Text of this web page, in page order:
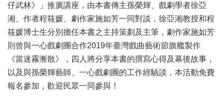
歷
文
化
節
慶
廉
仔武林》」推廣講座，由本書傳主孫榮輝、戲劇學者徐亞
湘、作者程筱媛、劇作家施如芳一同對談，徐亞湘教授和程
筱媛博士生分別擔任本書之主持策劃及主筆，劇作家施如芳
則曾與一心戲劇團合作2019年臺灣戲曲藝術節旗艦製作
《當迷霧漸散》，四人將分享本書的撰寫心得及幕後故事，
以及與孫榮輝藝師、一心戲劇團的工作經驗談，本活動免費
報名參加，歡迎民眾一同參與！